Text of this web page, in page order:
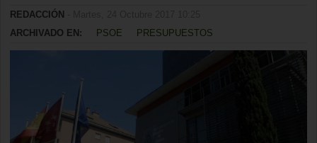
REDACCIÓN
ARCHIVADO EN:
PSOE PRESUPUESTOS